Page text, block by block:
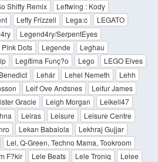
Shifty Remix
Leftwing : Kody
Lefty Frizzell Lega:c
LEGATO
Legend4ry/SerpentEyes
Dots Legende
Leghau
Legítima Funç?o Lego
LEGO Elves
Lehár Lehel Nemeth
Lehh
Leif Ove Andsnes
Leifur James
Gracie Leigh Morgan
Leikeli47
Leiras Leisure
Leisure Centre
Lekan Babalola
Lekhraj Gujjar
Lel, Q-Green, Techno Mama, Tookroom
F?kir Lele Beats Lele Troniq
Lelee